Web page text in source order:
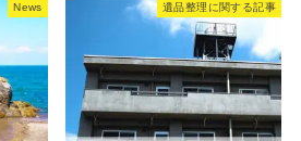
News 遺品整理に関する記事